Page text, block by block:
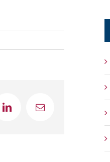
LinkedInEmail